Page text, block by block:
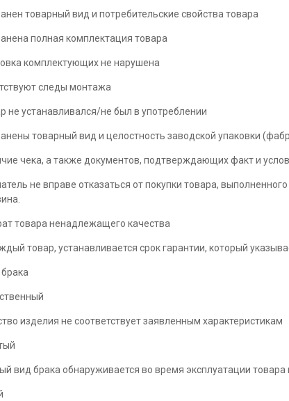
товарный вид и потребительские свойства товара
полная комплектация товара
комплектующих не нарушена
следы монтажа
не устанавливался/не был в употреблении
товарный вид и целостность заводской упаковки
чека, а также документов, подтверждающих факт и
не вправе отказаться от покупки товара,
товара ненадлежащего качества
товар, устанавливается срок гарантии, который
изделия не соответствует заявленным характеристикам
вид брака обнаруживается во время эксплуатации